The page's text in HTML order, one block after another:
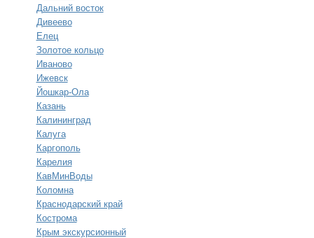
Дальний восток
Дивеево
Елец
Золотое кольцо
Иваново
Ижевск
Йошкар-Ола
Казань
Калининград
Калуга
Каргополь
Карелия
КавМинВоды
Коломна
Краснодарский край
Кострома
Крым экскурсионный